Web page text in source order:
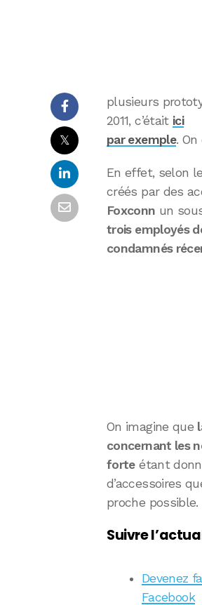
𝕏
plusieurs
2011, c’était ici
par exemple.
En effet, selon
créés par des
Foxconn un
trois employés
condamnés
On imagine que
concernant les
forteétant
d’accessoires
proche possible.
Suivre
Devenez
Facebook